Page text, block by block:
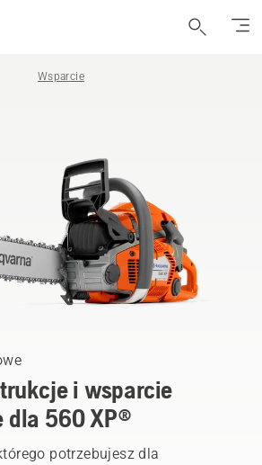
Wsparcie
i wsparcie
dla 560 XP®
potrzebujesz dla